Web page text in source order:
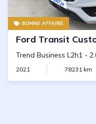
BONNE AFFAIRE
Ford Transit
Trend Business L2h1 -
2021 78231km